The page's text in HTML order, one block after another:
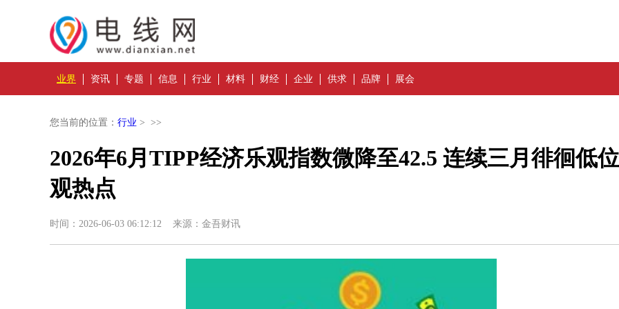
业界 资讯 专题 信息 行业 材料 财经 企业 供求 品牌 展会
您当前的位置： 行业 > >>
2026年6月TIPP经济乐观指数微降至42.5 连续三月徘徊低位_
观热点
时间：2026-06-03 06:12:12 来源：金吾财讯